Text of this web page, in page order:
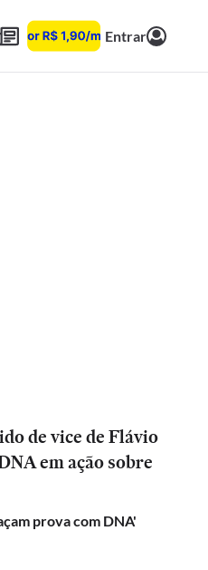
Entrar
de vice de Flávio
em ação sobre
prova com DNA'